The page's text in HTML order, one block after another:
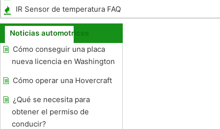
dirección
IR Sensor de temperatura FAQ
Noticias automotrices
Cómo conseguir una placa
nueva licencia en Washington
Cómo operar una Hovercraft
¿Qué se necesita para
obtener el permiso de
conducir?